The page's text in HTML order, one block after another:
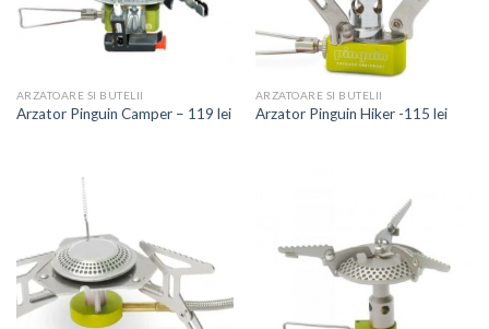
ARZATOARE SI BUTELII
Arzator Pinguin Camper – 119 lei
ARZATOARE SI BUTELII
Arzator Pinguin Hiker -115 lei